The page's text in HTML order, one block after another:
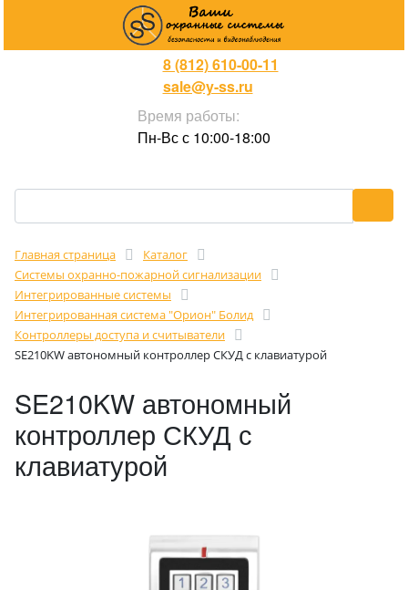
8 (812) 610-00-11
sale@y-ss.ru
Время работы:
Пн-Вс с 10:00-18:00
Главная страница
Каталог
Cистемы охранно-пожарной сигнализации
Интегрированные системы
Интегрированная система "Орион" Болид
Контроллеры доступа и считыватели
SE210KW автономный контроллер СКУД с клавиатурой
SE210KW автономный
контроллер СКУД с
клавиатурой